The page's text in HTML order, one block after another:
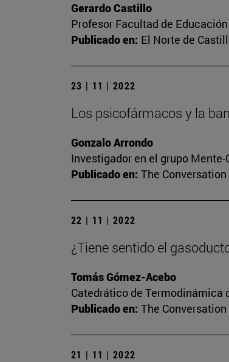
Gerardo Castillo
Profesor Facultad de
Publicado en: El Norte de
23 | 11 | 2022
Los psicofármacos y la
Gonzalo Arrondo
Investigador en el grupo
Publicado en: The Conversation
22 | 11 | 2022
¿Tiene sentido el
Tomás Gómez-Acebo
Catedrático de Termodinámica
Publicado en: The Conversation
21 | 11 | 2022